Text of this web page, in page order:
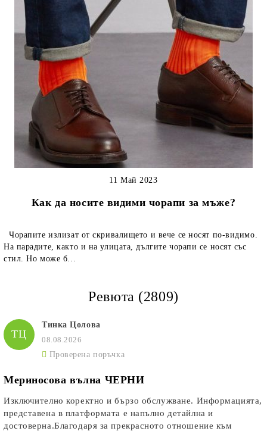
Как да носите видими чорапи за мъже?
11 Май 2023
Чорапите излизат от скривалището и вече се носят по-видимо.
На парадите, както и на улицата, дългите чорапи се носят със
стил. Но може б...
Ревюта (2809)
ТЦ
Тинка Цолова
08.08.2026
Проверена поръчка
Мериносова вълна ЧЕРНИ
Изключително коректно и бързо обслужване. Информацията,
представена в платформата е напълно детайлна и
достоверна.Благодаря за прекрасното отношение към